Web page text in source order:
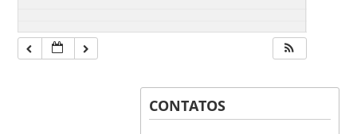
CONTATOS